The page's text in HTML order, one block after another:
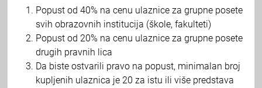
Popust od 40% na cenu ulaznice za grupne posete
svih obrazovnih institucija (škole, fakulteti)
Popust od 20% na cenu ulaznice za grupne posete
drugih pravnih lica
Da biste ostvarili pravo na popust, minimalan broj
kupljenih ulaznica je 20 za istu ili više predstava